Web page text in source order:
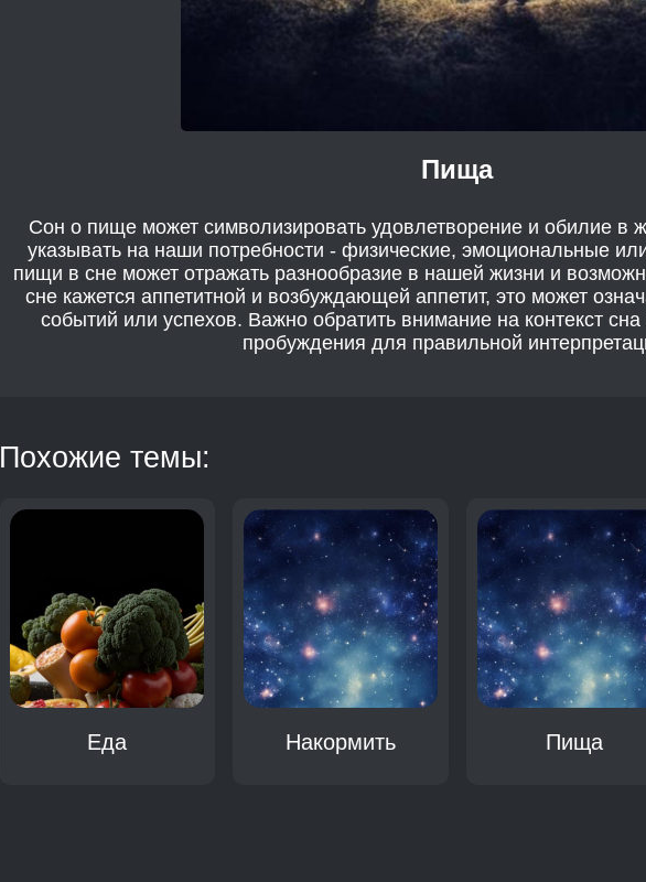
Пища
Сон о пище может символизировать удовлетворение и обилие в
указывать на наши потребности - физические, эмоциональные
пищи в сне может отражать разнообразие в нашей жизни и
сне кажется аппетитной и возбуждающей аппетит, это может
событий или успехов. Важно обратить внимание на контекст
пробуждения для правильной
Похожие темы:
Еда Накормить Пища